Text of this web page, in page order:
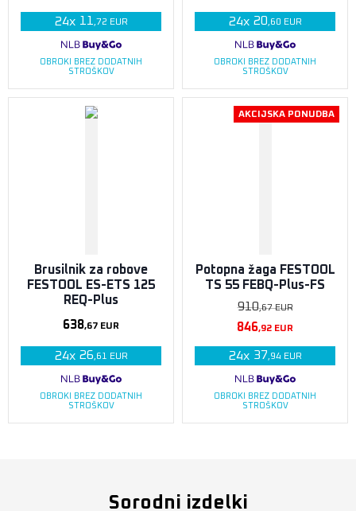
24x 11 ,72 EUR
OBROKI BREZ DODATNIH
STROŠKOV
24x 20,60 EUR
OBROKI BREZ DODATNIH
STROŠKOV
Brusilnik za robove
FESTOOL ES-ETS 125
REQ-Plus
638,67 EUR
24x 26,61 EUR
OBROKI BREZ DODATNIH
STROŠKOV
AKCIJSKA PONUDBA
Potopna žaga FESTOOL
TS 55 FEBQ-Plus-FS
910,67EUR
846,92 EUR
24x 37,94 EUR
OBROKI BREZ DODATNIH
STROŠKOV
Sorodni izdelki